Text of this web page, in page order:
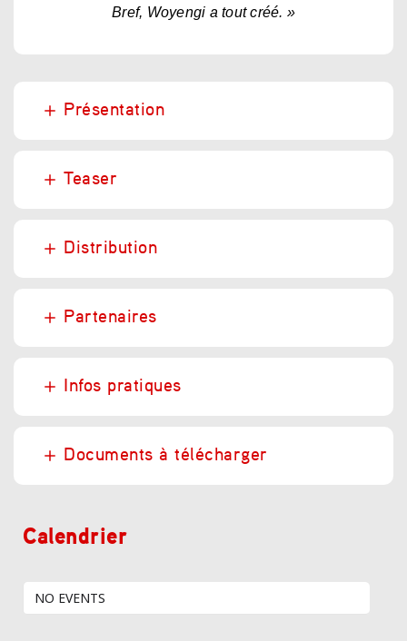
Bref, Woyengi a tout créé. »
Présentation
Teaser
Distribution
Partenaires
Infos pratiques
Documents à télécharger
Calendrier
NO EVENTS